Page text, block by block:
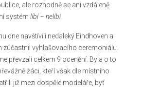
IPMS CZE
ale rozhodně se ani vzdáleně
systém líbí – nelíbí.
dne navštívili nedaleký Eindhoven a
zúčastnil vyhlašovacího ceremoniálu
převzali celkem 9 ocenění. Byla o to
žáci, kteří však dle místního
již mezi dospělé modeláře, byť